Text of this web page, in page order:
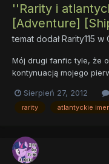
''Rarity i
[Adventure]
temat dodałRarity115 w
Mój drugi fanfic tyle, że
kontynuacją mojego
Rarity odkrywa
prawdziwego księcia i
Sierpień 27, 2012
rarity atlantyckie